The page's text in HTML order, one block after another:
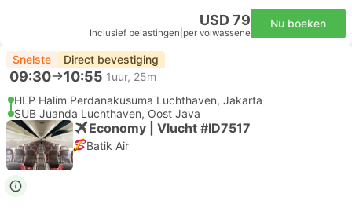
USD 79
Inclusief belastingen per volwassene
Nu boeken
Snelste Direct bevestiging
09:30 10:55 1uur, 25m
HLP Halim Perdanakusuma Luchthaven, Jakarta
SUB Juanda Luchthaven, Oost Java
Economy | Vlucht #ID7517
Batik Air